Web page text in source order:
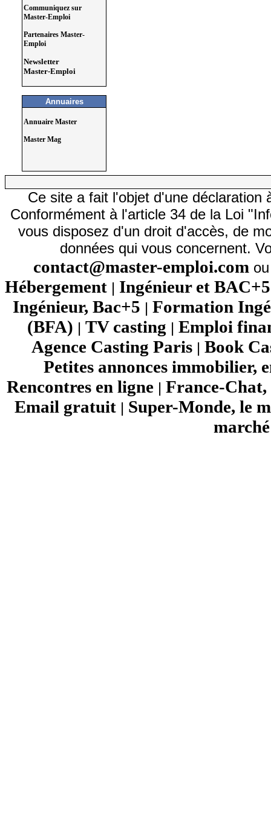
Communiquez sur
Master-Emploi
Partenaires Master-
Emploi
Newsletter
Master-Emploi
Annuaires
Annuaire Master
Master Mag
Ce site a fait l'objet d'une déclaration
Conformément à l'article 34 de la Loi
vous disposez d'un droit d'accès, de
données qui vous concernent.
contact@master-emploi.com
Hébergement | Ingénieur et
Ingénieur, Bac+5 | Formation
(BFA) | TV casting | Emploi
Agence Casting Paris | Book
Petites annonces immobilier,
Rencontres en ligne | France-Chat,
Email gratuit| Super-Monde, le